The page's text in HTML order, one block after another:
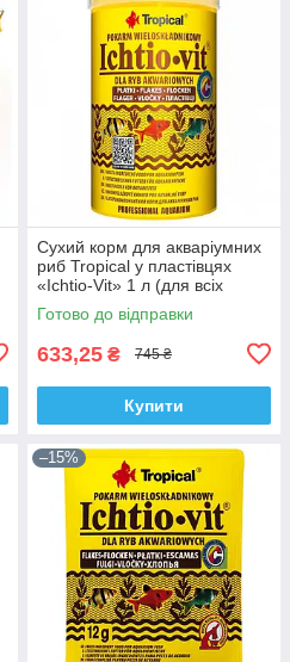
Сухий корм для акваріумних
риб Tropical у пластівцях
«Ichtio-Vit» 1 л (для всіх
акваріумних риб)
Готово до відправки
633,25 ₴ 745 ₴
Купити
–15%